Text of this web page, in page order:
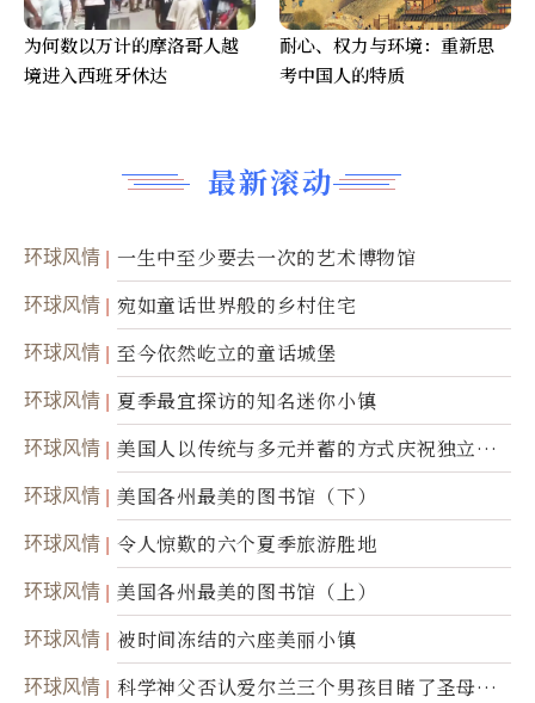
最新滚动
环球风情 一生中至少要去一次的艺术博物馆
环球风情 宛如童话世界般的乡村住宅
环球风情 至今依然屹立的童话城堡
环球风情 夏季最宜探访的知名迷你小镇
环球风情
美国人以传统与多元并蓄的方式庆祝独立日2
50周年
环球风情 美国各州最美的图书馆（下）
环球风情 令人惊歎的六个夏季旅游胜地
环球风情 美国各州最美的图书馆（上）
环球风情 被时间冻结的六座美丽小镇
环球风情
科学神父否认爱尔兰三个男孩目睹了圣母显
为何数以万计的摩洛哥人越
境进入西班牙休达
耐心、权力与环境：重新思
考中国人的特质